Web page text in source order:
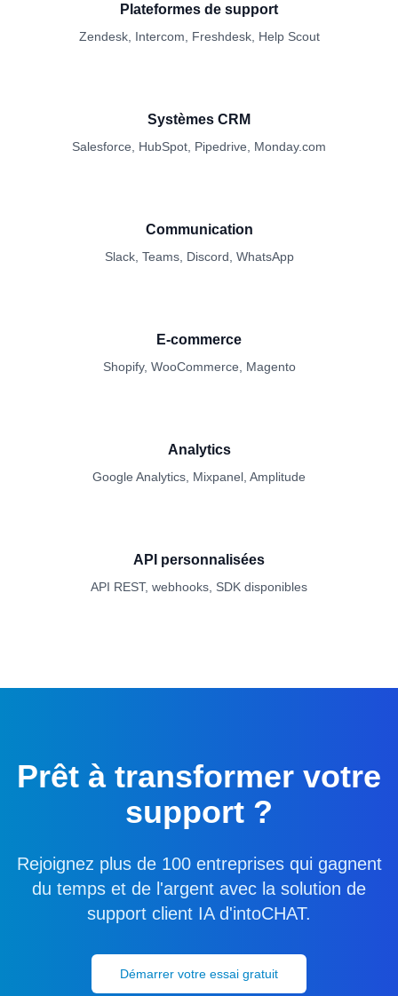
Plateformes de support
Zendesk, Intercom, Freshdesk, Help Scout
Systèmes CRM
Salesforce, HubSpot, Pipedrive, Monday.com
Communication
Slack, Teams, Discord, WhatsApp
E-commerce
Shopify, WooCommerce, Magento
Analytics
Google Analytics, Mixpanel, Amplitude
API personnalisées
API REST, webhooks, SDK disponibles
Prêt à transformer votre
support ?
Rejoignez plus de 100 entreprises qui gagnent
du temps et de l'argent avec la solution de
support client IA d'intoCHAT.
Démarrer votre essai gratuit